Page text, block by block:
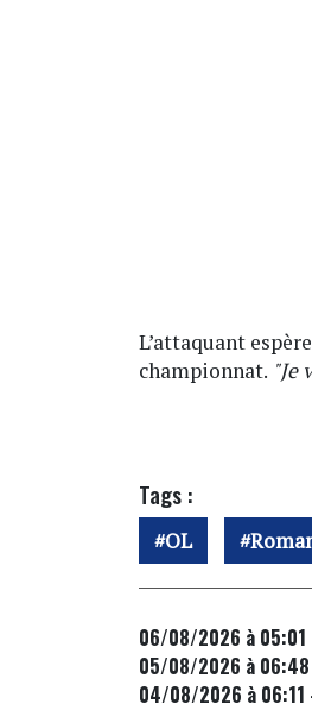
L’attaquant
championnat. "Je
Tags :
OL
06/08/2026 à 05:01
05/08/2026 à
04/08/2026 à 06:11